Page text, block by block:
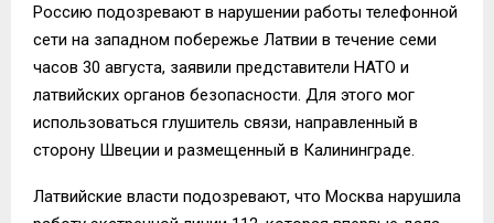
Россию подозревают в нарушении работы телефонной
сети на западном побережье Латвии в течение семи
часов 30 августа, заявили представители НАТО и
латвийских органов безопасности. Для этого мог
использоваться глушитель связи, направленный в
сторону Швеции и размещенный в Калининграде.
Латвийские власти подозревают, что Москва нарушила